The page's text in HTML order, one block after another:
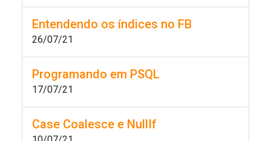
Entendendo os índices no FB
26/07/21
Programando em PSQL
17/07/21
Case Coalesce e NullIf